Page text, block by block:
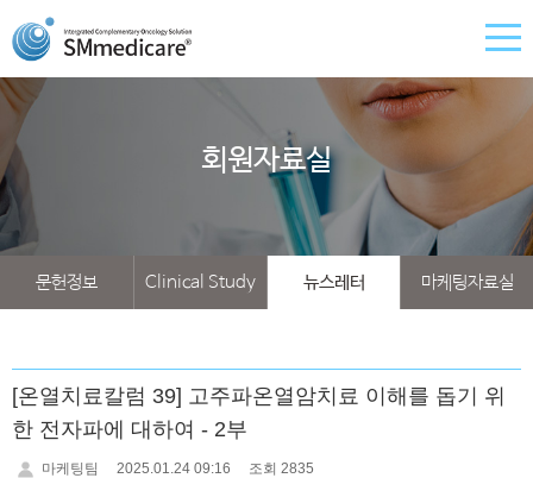
회원자료실
문헌정보 Clinical Study 뉴스레터 마케팅자료실
[온열치료칼럼 39] 고주파온열암치료 이해를 돕기 위
한 전자파에 대하여 - 2부
마케팅팀 2025.01.24 09:16 조회 2835